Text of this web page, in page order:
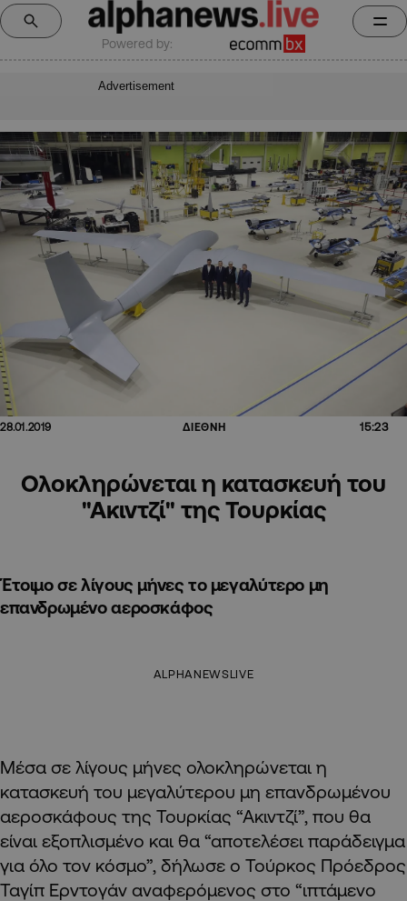
Powered by:
Advertisement
28.01.2019 ΔΙΕΘΝΗ 15:23
Ολοκληρώνεται η κατασκευή του
"Ακιντζί" της Τουρκίας
Έτοιμο σε λίγους μήνες το μεγαλύτερο μη
επανδρωμένο αεροσκάφος
ALPHANEWSLIVE
Μέσα σε λίγους μήνες ολοκληρώνεται η
κατασκευή του μεγαλύτερου μη επανδρωμένου
αεροσκάφους της Τουρκίας “Ακιντζί”, που θα
είναι εξοπλισμένο και θα “αποτελέσει παράδειγμα
για όλο τον κόσμο”, δήλωσε ο Τούρκος Πρόεδρος
Ταγίπ Ερντογάν αναφερόμενος στο “ιπτάμενο